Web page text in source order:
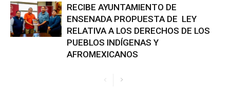
RECIBE AYUNTAMIENTO DE
ENSENADA PROPUESTA DE LEY
RELATIVA A LOS DERECHOS DE LOS
PUEBLOS INDÍGENAS Y
AFROMEXICANOS